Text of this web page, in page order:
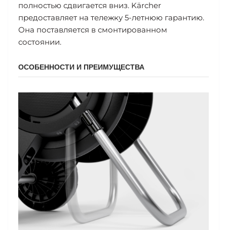
полностью сдвигается вниз. Kärcher
предоставляет на тележку 5-летнюю гарантию.
Она поставляется в смонтированном
состоянии.
ОСОБЕННОСТИ И ПРЕИМУЩЕСТВА